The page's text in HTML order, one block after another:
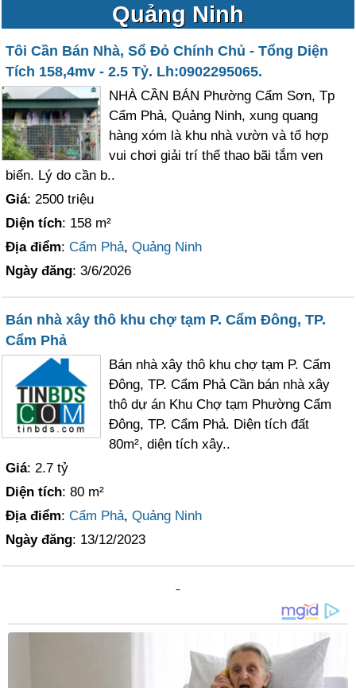
Quảng Ninh
Tôi Cần Bán Nhà, Sổ Đỏ Chính Chủ - Tổng Diện
Tích 158,4mv - 2.5 Tỷ. Lh:0902295065.
NHÀ CẦN BÁN Phường Cẩm Sơn, Tp
Cẩm Phả, Quảng Ninh, xung quang
hàng xóm là khu nhà vườn và tổ hợp
vui chơi giải trí thể thao bãi tắm ven
biển. Lý do cần b..
Giá: 2500 triệu
Diện tích: 158 m²
Địa điểm:Cẩm Phả,Quảng Ninh
Ngày đăng: 3/6/2026
Bán nhà xây thô khu chợ tạm P. Cẩm Đông, TP.
Cẩm Phả
Bán nhà xây thô khu chợ tạm P. Cẩm
Đông, TP. Cẩm Phả Cần bán nhà xây
thô dự án Khu Chợ tạm Phường Cẩm
Đông, TP. Cẩm Phả. Diện tích đất
80m², diện tích xây..
Giá: 2.7 tỷ
Diện tích: 80 m²
Địa điểm:Cẩm Phả,Quảng Ninh
Ngày đăng: 13/12/2023